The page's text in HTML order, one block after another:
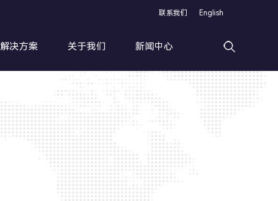
联系我们 English
解决方案 关于我们 新闻中心